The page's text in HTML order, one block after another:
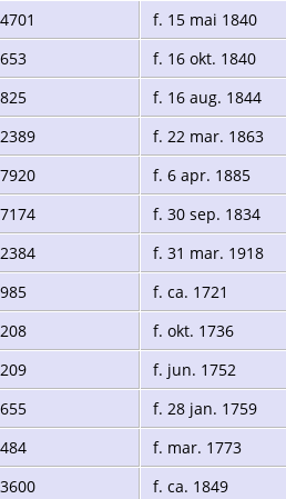
f. 15 mai 1840
f. 16 okt. 1840
f. 16 aug. 1844
f. 22 mar. 1863
f. 6 apr. 1885
f. 30 sep. 1834
f. 31 mar. 1918
f. ca. 1721
f. okt. 1736
f. jun. 1752
f. 28 jan. 1759
f. mar. 1773
f. ca. 1849